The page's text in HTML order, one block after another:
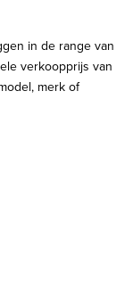
in de range van
verkoopprijs van
merk of